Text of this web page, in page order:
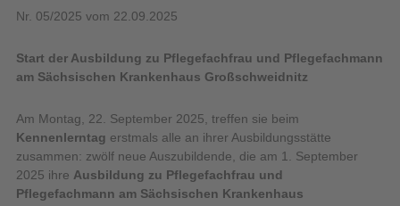
Nr. 05/2025 vom 22.09.2025
Start der Ausbildung zu Pflegefachfrau und Pflegefachmann
am Sächsischen Krankenhaus Großschweidnitz
Am Montag, 22. September 2025, treffen sie beim
Kennenlerntag erstmals alle an ihrer Ausbildungsstätte
zusammen: zwölf neue Auszubildende, die am 1. September
2025 ihre Ausbildung zu Pflegefachfrau und
Pflegefachmann am Sächsischen Krankenhaus